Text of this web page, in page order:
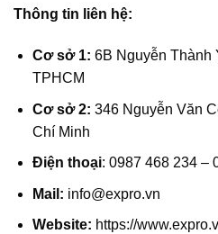
Thông tin liên hệ:
Cơ sở 1: 6B Nguyễn Thành
TPHCM
Cơ sở 2: 346 Nguyễn Văn
Chí Minh
Điện thoại: 0987 468 234 –
Mail: info@expro.vn
Website: https://